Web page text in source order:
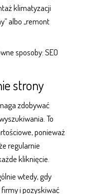
klimatyzacji
albo „remont
sposoby: SEO
strony
zdobywać
To
ponieważ
regularnie
kliknięcie.
wtedy, gdy
i pozyskiwać